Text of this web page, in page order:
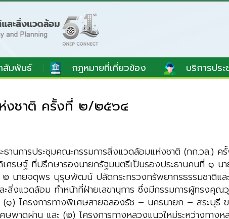
สัมพันธ์ กฎหมายที่เกี่ยวข้อง บริการประ
ห่งชาติ ครั้งที่ ๒/๒๕๖๔
านการประชุมคณะกรรมการสิ่งแวดล้อมแห่งชาติ (กก.ว
ษฐ์ ที่ปรึกษารองนายกรัฐมนตรีเป็นรองประธานคนที่ ๑ นา
นายจตุพร บุรุษพัฒน์ ปลัดกระทรวงทรัพยากรธรรมชาติแล
ะสิ่งแวดล้อม ทำหน้าที่ฝ่ายเลขานุการ ซึ่งมีกรรมการผู้ทรงคุ
) โครงการทางพิเศษสายฉลองรัช – นครนายก – สระบุรี
พาดผ่าน และ (๒) โครงการทางหลวงแนวใหม่ระหว่างทา